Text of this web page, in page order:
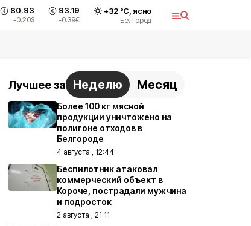
80.93
-0.20$
93.19
-0.39€
+32°С, ясно
Белгород
Лучшее за Неделю Месяц
Более 100 кг мясной
продукции уничтожено на
полигоне отходов в
Белгороде
4 августа , 12:44
Беспилотник атаковал
коммерческий объект в
Короче, пострадали мужчина
и подросток
2 августа , 21:11